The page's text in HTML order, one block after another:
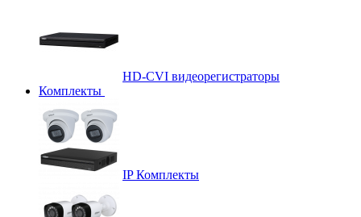
HD-CVI видеорегистраторы
Комплекты
IP Комплекты